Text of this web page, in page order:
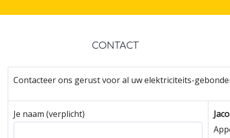
CONTACT
Contacteer ons gerust voor al uw elektriciteits-
Je naam (verplicht)